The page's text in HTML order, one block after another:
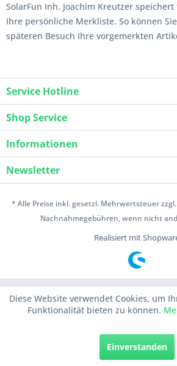
SolarFun Inh. Joachim Kreutzer
Ihre persönliche Merkliste. So können
späteren Besuch Ihre vorgemerkten
Service Hotline
Shop Service
Informationen
Newsletter
* Alle Preise inkl. gesetzl. Mehrwertsteuer zzgl.
Nachnahmegebühren, wenn nicht
Realisiert mit
Diese Website verwendet Cookies, um
Funktionalität bieten zu können.
Einverstanden